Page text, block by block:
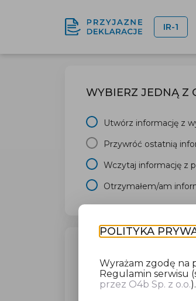
IR-1
WYBIERZ JEDNĄ Z
Utwórz informację z
Przywróć ostatnią
Wczytaj informację z
Otrzymałem/am
Dla wybranego
POLITYKA
Wyrażam zgodę na
Regulamin serwisu
przez O4b Sp. z o.o.).